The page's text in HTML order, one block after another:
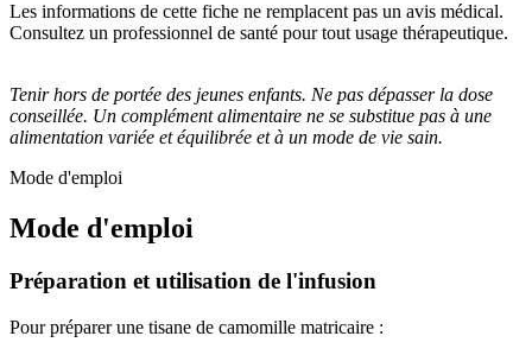
Les informations de cette fiche ne remplacent pas un avis médical.
Consultez un professionnel de santé pour tout usage thérapeutique.
Tenir hors de portée des jeunes enfants. Ne pas dépasser la dose
conseillée. Un complément alimentaire ne se substitue pas à une
alimentation variée et équilibrée et à un mode de vie sain.
Mode d'emploi
Mode d'emploi
Préparation et utilisation de l'infusion
Pour préparer une tisane de camomille matricaire :